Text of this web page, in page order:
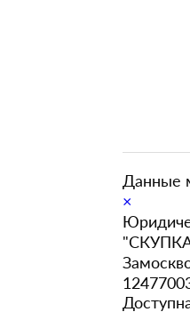
Данные
×